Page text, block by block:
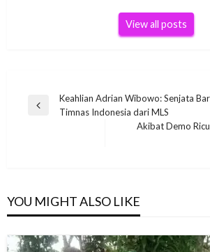
View all posts
Post
navigation
Previous
Keahlian Adrian Wibowo: Senjata
Timnas Indonesia dari MLS
Akibat Demo
YOU MIGHT ALSO LIKE